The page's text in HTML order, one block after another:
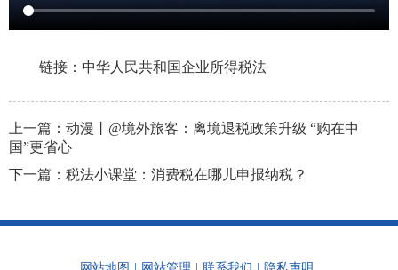
链接： 中华人民共和国企业所得税法
上一篇： 动漫丨@境外旅客：离境退税政策升级 “购在中
国”更省心
下一篇： 税法小课堂：消费税在哪儿申报纳税？